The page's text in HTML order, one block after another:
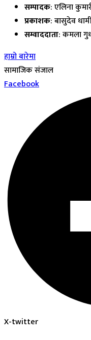
सम्पादक: एलिना
प्रकाशक: बासुदेव
सम्वाददाता: कमला
हाम्रो बारेमा
सामाजिक संजाल
Facebook
X-twitter